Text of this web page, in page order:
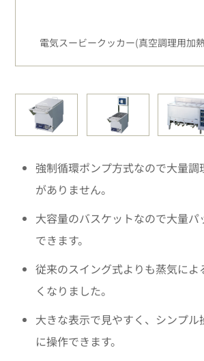
電気スービークッカー(真空調理用加
強制循環ポンプ方式なので大量調
がありません。
大容量のバスケットなので大量パ
できます。
従来のスイング式よりも蒸気によ
くなりました。
大きな表示で見やすく、シンプル
に操作できます。